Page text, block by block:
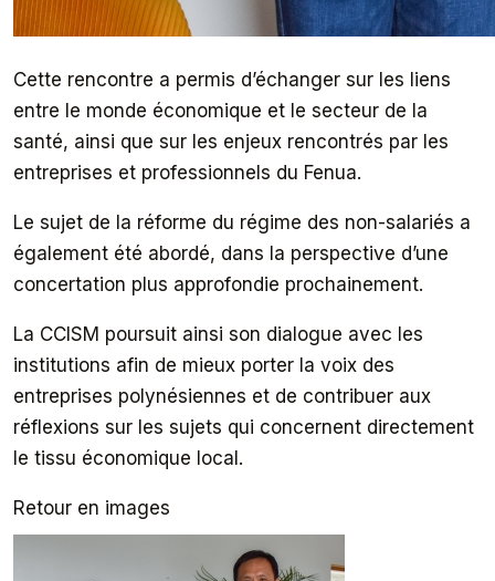
Cette rencontre a permis d’échanger sur les liens
entre le monde économique et le secteur de la
santé, ainsi que sur les enjeux rencontrés par les
entreprises et professionnels du Fenua.
Le sujet de la réforme du régime des non-salariés a
également été abordé, dans la perspective d’une
concertation plus approfondie prochainement.
La CCISM poursuit ainsi son dialogue avec les
institutions afin de mieux porter la voix des
entreprises polynésiennes et de contribuer aux
réflexions sur les sujets qui concernent directement
le tissu économique local.
Retour en images